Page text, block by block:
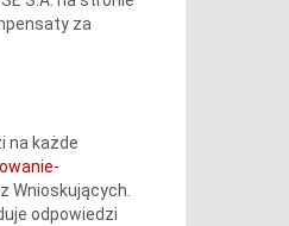
za
na każde
Wnioskujących.
odpowiedzi